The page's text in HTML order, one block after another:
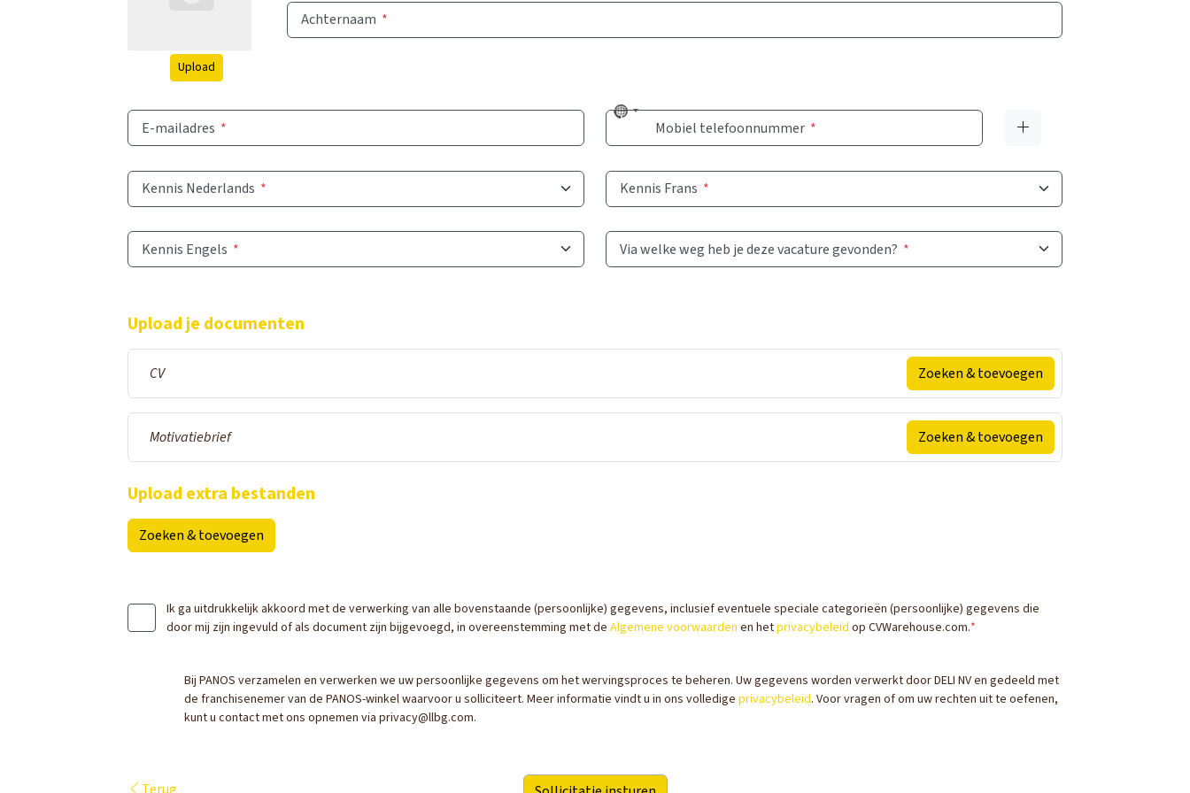
Upload
Achternaam *
E-mailadres *
No
countryMobiel telefoonnummer *
Kennis Nederlands * Kennis Frans *
Kennis Engels * Via welke weg heb je deze vacature gevonden? *
Upload je documenten
CV Zoeken & toevoegen
Motivatiebrief Zoeken & toevoegen
Upload extra bestanden
Zoeken & toevoegen
Ik ga uitdrukkelijk akkoord met de verwerking van alle bovenstaande (persoonlijke) gegevens, inclusief eventuele speciale categorieën (persoonlijke) gegevens die
door mij zijn ingevuld of als document zijn bijgevoegd, in overeenstemming met de Algemene voorwaarden en hetprivacybeleid op CVWarehouse.com.*
Bij PANOS verzamelen en verwerken we uw persoonlijke gegevens om het wervingsproces te beheren. Uw gegevens worden verwerkt door DELI NV en gedeeld met
de franchisenemer van de PANOS-winkel waarvoor u solliciteert. Meer informatie vindt u in ons volledige privacybeleid. Voor vragen of om uw rechten uit te oefenen,
kunt u contact met ons opnemen via privacy@llbg.com.